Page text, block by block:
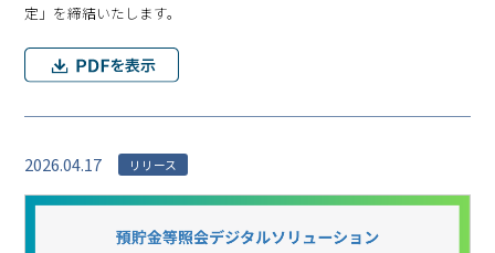
定」を締結いたします。
2026.04.17 リリース